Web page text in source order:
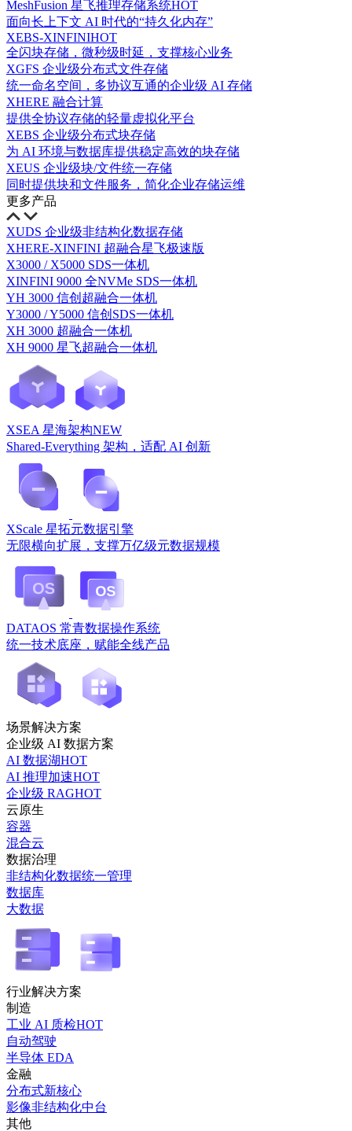
MeshFusion 星飞推理存储系统HOT
面向长上下文 AI 时代的“持久化内存”
XEBS-XINFINIHOT
全闪块存储，微秒级时延，支撑核心业务
XGFS 企业级分布式文件存储
统一命名空间，多协议互通的企业级 AI 存储
XHERE 融合计算
提供全协议存储的轻量虚拟化平台
XEBS 企业级分布式块存储
为 AI 环境与数据库提供稳定高效的块存储
XEUS 企业级块/文件统一存储
同时提供块和文件服务，简化企业存储运维
更多产品
XUDS 企业级非结构化数据存储
XHERE-XINFINI 超融合星飞极速版
X3000 / X5000 SDS一体机
XINFINI 9000 全NVMe SDS一体机
YH 3000 信创超融合一体机
Y3000 / Y5000 信创SDS一体机
XH 3000 超融合一体机
XH 9000 星飞超融合一体机
XSEA 星海架构NEW
Shared-Everything 架构，适配 AI 创新
XScale 星拓元数据引擎
无限横向扩展，支撑万亿级元数据规模
DATAOS 常青数据操作系统
统一技术底座，赋能全线产品
场景解决方案
企业级 AI 数据方案
AI 数据湖HOT
AI 推理加速HOT
企业级 RAGHOT
云原生
容器
混合云
数据治理
非结构化数据统一管理
数据库
大数据
行业解决方案
制造
工业 AI 质检HOT
自动驾驶
半导体 EDA
金融
分布式新核心
影像非结构化中台
其他